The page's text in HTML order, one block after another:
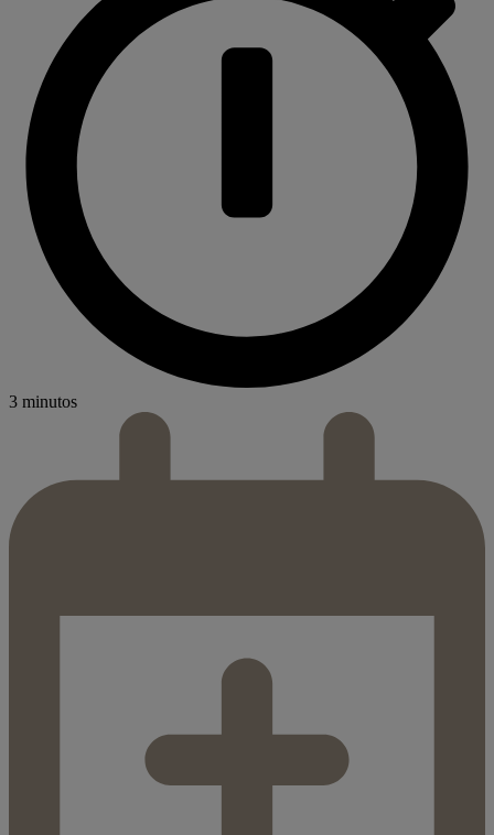
3 minutos